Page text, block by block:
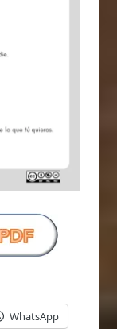
WhatsApp